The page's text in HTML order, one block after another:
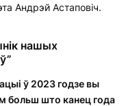
Андрэй Астаповіч.
нашых
ў 2023 годзе вы
больш што канец года